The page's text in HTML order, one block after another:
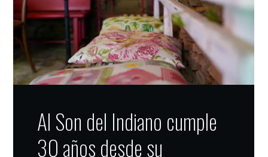
Al Son del Indiano cumple
30 años desde su